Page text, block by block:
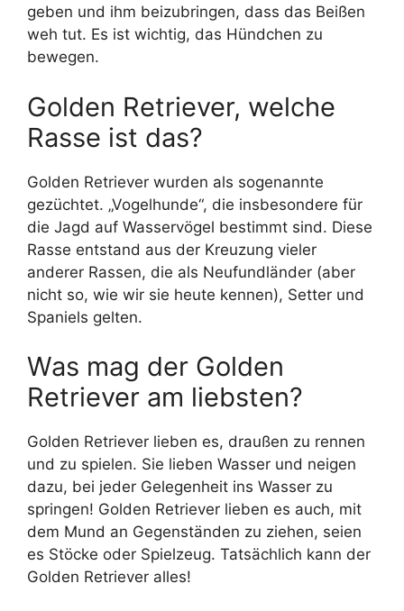
geben und ihm beizubringen, dass das Beißen
weh tut. Es ist wichtig, das Hündchen zu
bewegen.
Golden Retriever, welche
Rasse ist das?
Golden Retriever wurden als sogenannte
gezüchtet. „Vogelhunde“, die insbesondere für
die Jagd auf Wasservögel bestimmt sind. Diese
Rasse entstand aus der Kreuzung vieler
anderer Rassen, die als Neufundländer (aber
nicht so, wie wir sie heute kennen), Setter und
Spaniels gelten.
Was mag der Golden
Retriever am liebsten?
Golden Retriever lieben es, draußen zu rennen
und zu spielen. Sie lieben Wasser und neigen
dazu, bei jeder Gelegenheit ins Wasser zu
springen! Golden Retriever lieben es auch, mit
dem Mund an Gegenständen zu ziehen, seien
es Stöcke oder Spielzeug. Tatsächlich kann der
Golden Retriever alles!